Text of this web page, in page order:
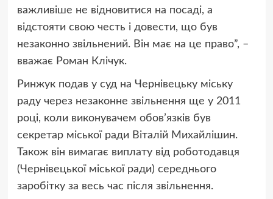
важливіше не відновитися на посаді, а
відстояти свою честь і довести, що був
незаконно звільнений. Він має на це право”, –
вважає Роман Клічук.
Ринжук подав у суд на Чернівецьку міську
раду через незаконне звільнення ще у 2011
році, коли виконувачем обов’язків був
секретар міської ради Віталій Михайлішин.
Також він вимагає виплату від роботодавця
(Чернівецької міської ради) середнього
заробітку за весь час після звільнення.